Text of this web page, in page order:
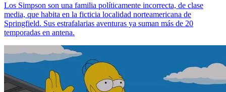
Los Simpson son una familia políticamente incorrecta, de clase
media, que habita en la ficticia localidad norteamericana de
Springfield. Sus estrafalarias aventuras ya suman más de 20
temporadas en antena.